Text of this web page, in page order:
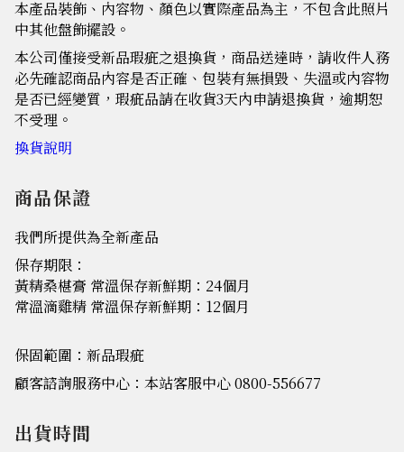
本產品裝飾、內容物、顏色以實際產品為主，不包含此照片
中其他盤飾擺設。
本公司僅接受新品瑕疵之退換貨，商品送達時，請收件人務
必先確認商品內容是否正確、包裝有無損毀、失溫或內容物
是否已經變質，瑕疵品請在收貨3天內申請退換貨，逾期恕
不受理。
換貨說明
商品保證
我們所提供為全新產品
保存期限：
黃精桑椹膏 常溫保存新鮮期：24個月
常溫滴雞精 常溫保存新鮮期：12個月
保固範圍：新品瑕疵
顧客諮詢服務中心：本站客服中心 0800-556677
出貨時間